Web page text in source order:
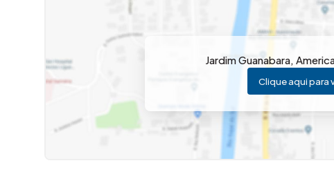
✨ O imóvel conta com 2 quartos, sendo 1 suíte, ambos
o espaço e proporcionam mais organização. A cozinha
ambiente moderno, funcional e bem aproveitado para as
A sala é ampla e bem iluminada, criando um ambiente
família. Nos fundos, a lavanderia garante mais praticidade
Jardim Guanabara,
Clique aqui para